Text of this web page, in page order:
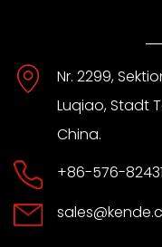
Nr. 2299,
Luqiao, Stadt
China.
+86-576-